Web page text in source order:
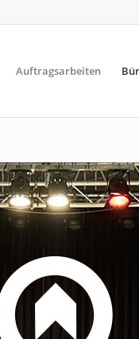
Auftragsarbeiten